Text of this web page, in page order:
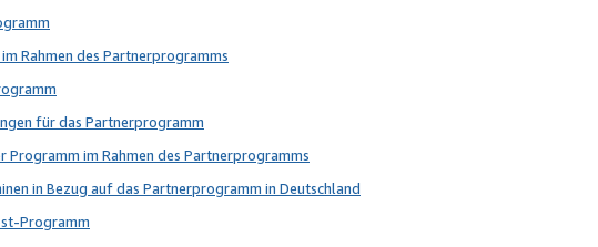
Rahmen des Partnerprogramms
für das Partnerprogramm
Programm im Rahmen des Partnerprogramms
in Bezug auf das Partnerprogramm in Deutschland
Programm